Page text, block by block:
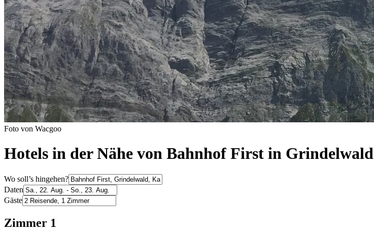
Foto von Wacgoo
Hotels in der Nähe von Bahnhof First in Grindelwald
Wo soll’s hingehen?
Daten
Gäste
Zimmer 1